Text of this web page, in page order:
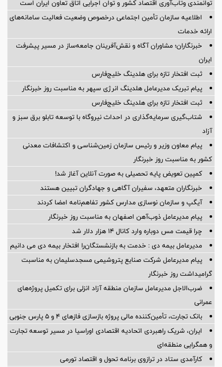
توانمندی وتاب‌آوری اقتصاد کشور و توان اجرایی اتاق تعاون ایران است
اطلاعیه سازمان تأمین اجتماعی درخصوص وضعیت فعالیت سامانه‌های
ارائه خدمات
خبرنگاران؛ مشاوران آگاه و نقش‌آفرینان جامعه‌ساز در مسیر پیشرفت
ایران
ثبت افتخار تازه برای هلدینگ خلیج‌فارس
پیام تبریک مدیرعامل هلدینگ انرژی سپهر به مناسبت روز خبرنگار
ثبت افتخار تازه برای هلدینگ خلیج‌فارس
شتاب‌گیری سرمایه‌گذاری در احداث نیروگاه با توسعه تابلو برق سبز و
آزاد
پیام معاون وزیر و رئیس سازمان زمین‌شناسی و اکتشافات معدنی
کشور به مناسبت روز خبرنگار
کمپین تعویض پایه تحصیلی به صورت آنلاین آغاز شد!
خبرنگاران متعهد، سفیران آگاهی و جهادگران تبیین هستند
آیگپ و سازمان نوسازی مدارس کشور تفاهم‌نامه امضا کردند
پیام مدیرعامل ذوب‌آهن اصفهان به مناسبت روز خبرنگار
چرا قیمت مس دوباره وارد کانال ۱۴ هزار دلار شد
مدیرعامل بیمه دی : خدمت به بازنشستگان‌را افتخار بیمه دی می دانیم
پیام مدیرعامل شركت صنایع پتروشیمی مسجدسلیمان به مناسبت
گرامیداشت روز خبرنگار
ضرب‌الاجل مدیرعامل سازمان منطقه آزاد انزلی برای تكمیل پروژه‌های
عمرانی
بانک تجارت، تأمین‌کننده مالی پروژه بازسازی فازهای ۴ و ۵ پارس جنوبی
ایران، شریک راهبردی اتحادیه اقتصادی اوراسیا در مسیر توسعه تجارت
و همگرایی منطقه‌ای
کارآمدی ستاد در ترازوی برنامه تحول و اقتصاد تورمی